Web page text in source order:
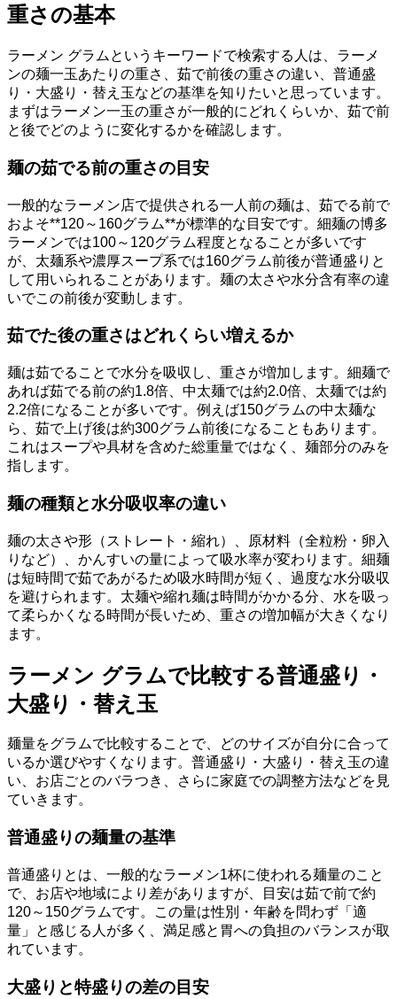
重さの基本
ラーメン グラムというキーワードで検索する人は、ラーメ
ンの麺一玉あたりの重さ、茹で前後の重さの違い、普通盛
り・大盛り・替え玉などの基準を知りたいと思っています。
まずはラーメン一玉の重さが一般的にどれくらいか、茹で前
と後でどのように変化するかを確認します。
麺の茹でる前の重さの目安
一般的なラーメン店で提供される一人前の麺は、茹でる前で
およそ**120～160グラム**が標準的な目安です。細麺の博多
ラーメンでは100～120グラム程度となることが多いです
が、太麺系や濃厚スープ系では160グラム前後が普通盛りと
して用いられることがあります。麺の太さや水分含有率の違
いでこの前後が変動します。
茹でた後の重さはどれくらい増えるか
麺は茹でることで水分を吸収し、重さが増加します。細麺で
あれば茹でる前の約1.8倍、中太麺では約2.0倍、太麺では約
2.2倍になることが多いです。例えば150グラムの中太麺な
ら、茹で上げ後は約300グラム前後になることもあります。
これはスープや具材を含めた総重量ではなく、麺部分のみを
指します。
麺の種類と水分吸収率の違い
麺の太さや形（ストレート・縮れ）、原材料（全粒粉・卵入
りなど）、かんすいの量によって吸水率が変わります。細麺
は短時間で茹であがるため吸水時間が短く、過度な水分吸収
を避けられます。太麺や縮れ麺は時間がかかる分、水を吸っ
て柔らかくなる時間が長いため、重さの増加幅が大きくなり
ます。
ラーメン グラムで比較する普通盛り・
大盛り・替え玉
麺量をグラムで比較することで、どのサイズが自分に合って
いるか選びやすくなります。普通盛り・大盛り・替え玉の違
い、お店ごとのバラつき、さらに家庭での調整方法などを見
ていきます。
普通盛りの麺量の基準
普通盛りとは、一般的なラーメン1杯に使われる麺量のこと
で、お店や地域により差がありますが、目安は茹で前で約
120～150グラムです。この量は性別・年齢を問わず「適
量」と感じる人が多く、満足感と胃への負担のバランスが取
れています。
大盛りと特盛りの差の目安